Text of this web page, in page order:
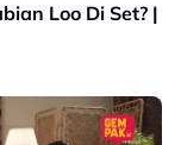
Loo Di Set? |